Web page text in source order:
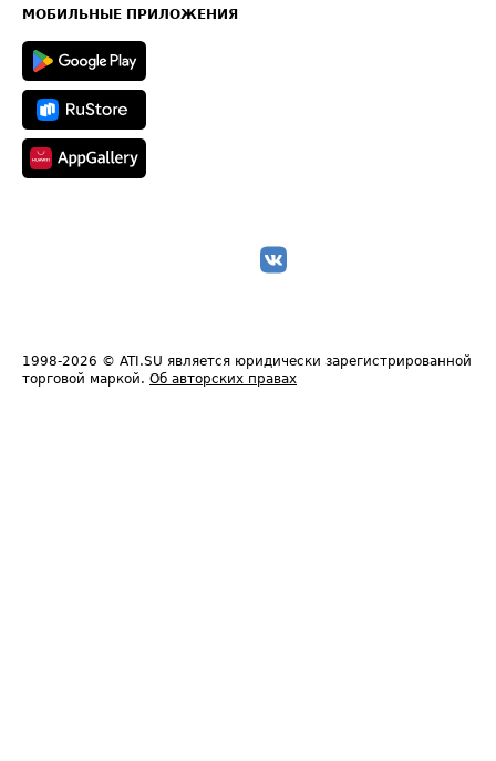
Техническая информация
МОБИЛЬНЫЕ ПРИЛОЖЕНИЯ
1998-2026 © ATI.SU является юридически зарегистрированной
торговой маркой. Об авторских правах